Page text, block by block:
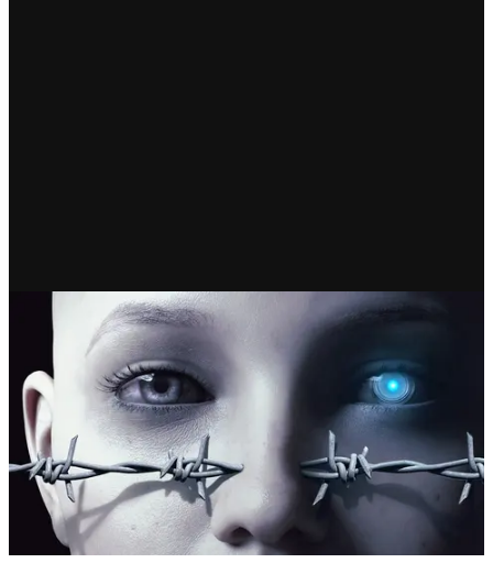
Cuando el sentido deja de ser
exclusivo: la filosofía ante la
ruta a la AGI